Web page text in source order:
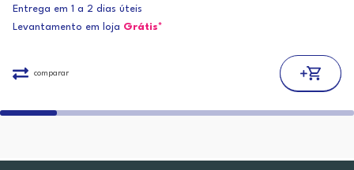
Entrega em 1 a 2 dias úteis
Levantamento em loja Grátis*
comparar